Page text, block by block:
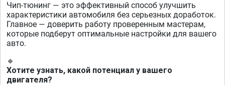
Чип-тюнинг — это эффективный способ улучшить
характеристики автомобиля без серьезных доработок.
Главное — доверить работу проверенным мастерам,
которые подберут оптимальные настройки для вашего
авто.
🔹
Хотите узнать, какой потенциал у вашего
двигателя?